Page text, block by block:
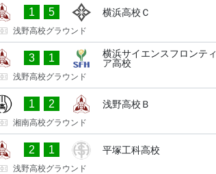
1 5 横浜高校Ｃ
浅野高校グラウンド
3 1
横浜サイエンスフロンティ
ア高校
浅野高校グラウンド
1 2 浅野高校Ｂ
湘南高校グラウンド
2 1 平塚工科高校
浅野高校グラウンド